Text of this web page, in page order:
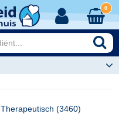
0
Therapeutisch (3460)